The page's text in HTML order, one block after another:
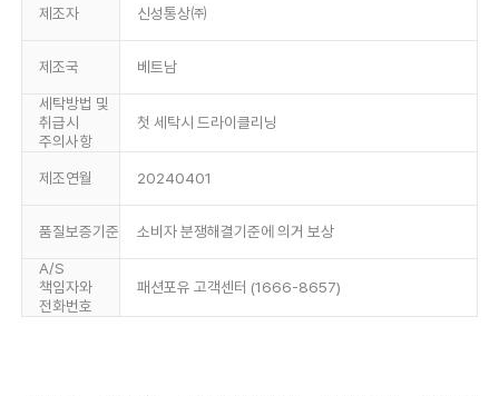
제조자 신성통상㈜
제조국 베트남
세탁방법 및
취급시
주의사항
첫 세탁시 드라이클리닝
제조연월 20240401
품질보증기준 소비자 분쟁해결기준에 의거 보상
A/S
책임자와
전화번호
패션포유 고객센터 (1666-8657)